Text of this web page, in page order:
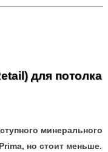
для потолка
минерального
но стоит меньше.